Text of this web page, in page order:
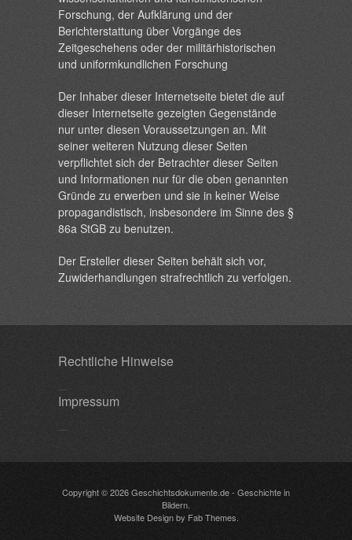
Forschung, der Aufklärung und der
Berichterstattung über Vorgänge des
Zeitgeschehens oder der militärhistorischen
und uniformkundlichen Forschung
Der Inhaber dieser Internetseite bietet die auf
dieser Internetseite gezeigten Gegenstände
nur unter diesen Voraussetzungen an. Mit
seiner weiteren Nutzung dieser Seiten
verpflichtet sich der Betrachter dieser Seiten
und Informationen nur für die oben genannten
Gründe zu erwerben und sie in keiner Weise
propagandistisch, insbesondere im Sinne des §
86a StGB zu benutzen.
Der Ersteller dieser Seiten behält sich vor,
Zuwiderhandlungen strafrechtlich zu verfolgen.
Rechtliche Hinweise
Impressum
Copyright © 2026Geschichtsdokumente.de- Geschichte in
Bildern.
Website Designby Fab Themes